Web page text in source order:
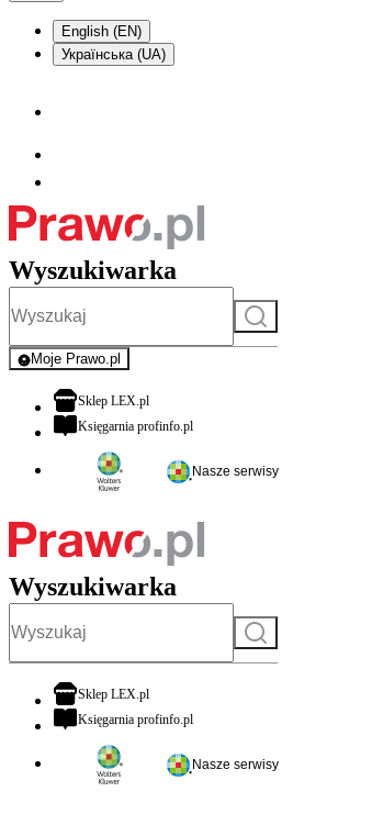
English (EN)
Українська (UA)
Wyszukiwarka
Szukaj
Moje Prawo.pl
- rejestracja i logowanie do serwisu
Sklep LEX.plotwiera się w nowej karcie
Księgarnia profinfo.plotwiera się w nowej karcie
Nasze serwisy
Wyszukiwarka
Szukaj
Sklep LEX.plotwiera się w nowej karcie
Księgarnia profinfo.plotwiera się w nowej karcie
Nasze serwisy